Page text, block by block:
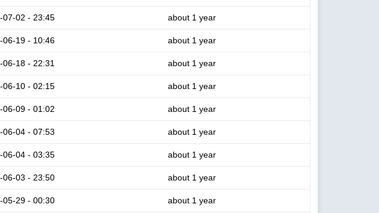
07-02 - 23:45 about 1 year
06-19 - 10:46 about 1 year
06-18 - 22:31 about 1 year
06-10 - 02:15 about 1 year
06-09 - 01:02 about 1 year
06-04 - 07:53 about 1 year
06-04 - 03:35 about 1 year
06-03 - 23:50 about 1 year
05-29 - 00:30 about 1 year